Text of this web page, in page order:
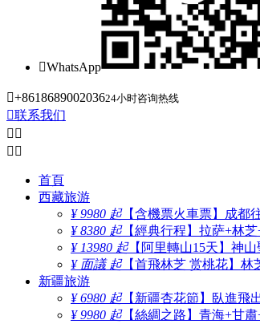
WhatsApp
+861868900203624小时咨询热线
联系我们
 
 
首頁
西藏旅游
¥ 9980 起【含機票火車票】成都
¥ 8380 起【經典行程】拉萨+林
¥ 13980 起【阿里轉山15天】神
¥ 面議 起【首飛林芝 赏桃花】林
新疆旅游
¥ 6980 起【新疆杏花節】臥進飛
¥ 9980 起【絲綢之路】青海+甘